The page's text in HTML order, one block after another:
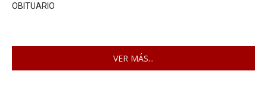
OBITUARIO
VER MÁS...